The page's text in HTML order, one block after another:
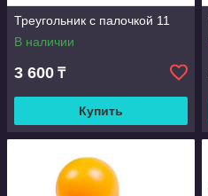
Треугольник с палочкой 11
В наличии
3 600 ₸
Купить